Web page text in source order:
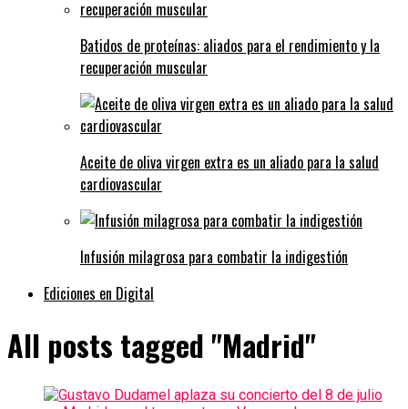
Batidos de proteínas: aliados para el rendimiento y la
recuperación muscular
Aceite de oliva virgen extra es un aliado para la salud
cardiovascular
Infusión milagrosa para combatir la indigestión
Ediciones en Digital
All posts tagged "Madrid"